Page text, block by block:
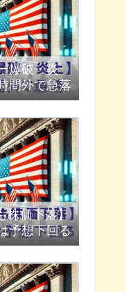
爆破・炎
間外で急落
株価下落】
予想下回る